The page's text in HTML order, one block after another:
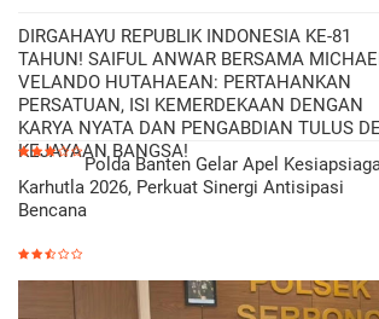
DIRGAHAYU REPUBLIK INDONESIA KE-81
TAHUN! SAIFUL ANWAR BERSAMA
VELANDO HUTAHAEAN: PERTAHANKAN
PERSATUAN, ISI KEMERDEKAAN DENGAN
KARYA NYATA DAN PENGABDIAN TULUS
KEJAYAAN BANGSA!
Polda Banten Gelar Apel
Karhutla 2026, Perkuat Sinergi Antisipasi
Bencana